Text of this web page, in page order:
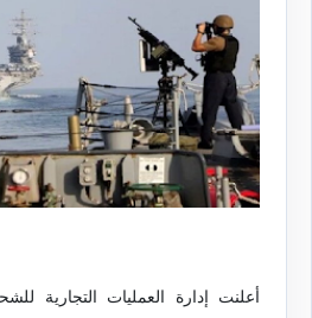
أعلنت إدارة العمليات التجارية